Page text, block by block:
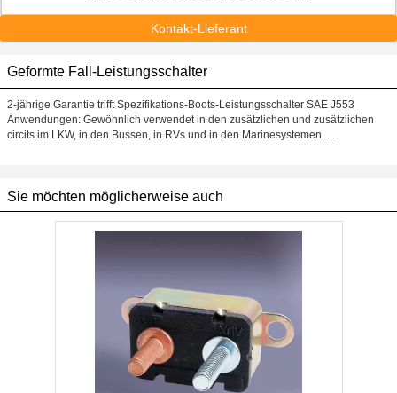
Kontakt-Lieferant
Geformte Fall-Leistungsschalter
2-jährige Garantie trifft Spezifikations-Boots-Leistungsschalter SAE J553
Anwendungen: Gewöhnlich verwendet in den zusätzlichen und zusätzlichen
circits im LKW, in den Bussen, in RVs und in den Marinesystemen. ...
Sie möchten möglicherweise auch